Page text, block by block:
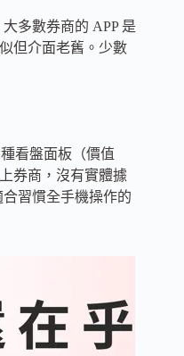
多數券商的 APP 是
但介面老舊。少數
看盤面板（價值
券商，沒有實體據
習慣全手機操作的